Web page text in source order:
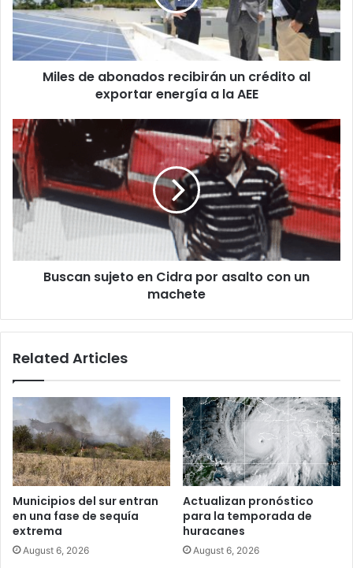
crédito
exportar
energía
Miles de abonados recibirán un crédito al
exportar energía a la AEE
Buscan
sujeto
en
Cidra
por
asalto
con
machete
Buscan sujeto en Cidra por asalto con un
machete
Related Articles
Municipios del sur entran
en una fase de sequía
extrema
August 6, 2026
Actualizan pronóstico
para la temporada de
huracanes
August 6, 2026